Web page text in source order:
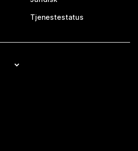
Tjenestestatus